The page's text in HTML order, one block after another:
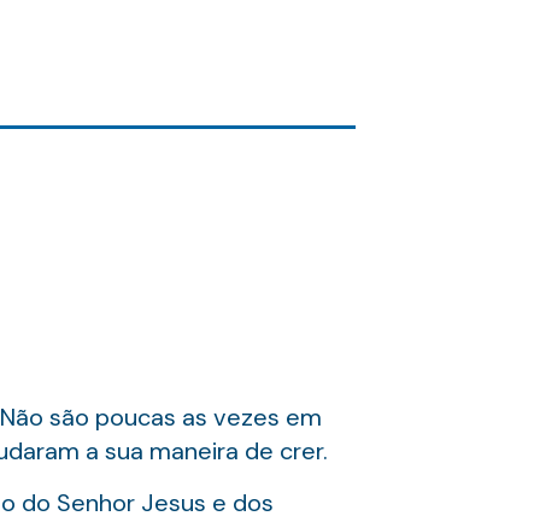
são poucas as vezes em
a sua maneira de crer.
do Senhor Jesus e dos